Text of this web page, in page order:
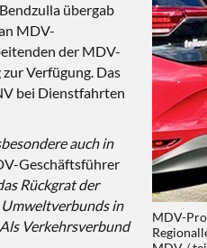
MDV-
übergab
MDV-
der MDV-
Verfügung. Das
bei Dienstfahrten
auch in
Geschäftsführer
Rückgrat der
Umweltverbunds in
Verkehrsverbund